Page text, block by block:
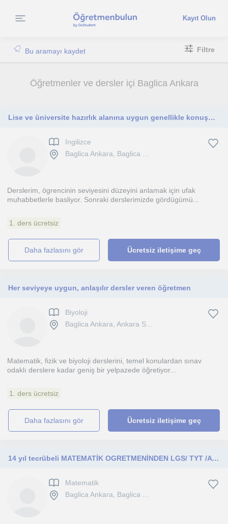
Kayıt Olun
Bu aramayı kaydet Filtre
Öğretmenler ve dersler içi Baglica Ankara
Lise ve üniversite hazırlık alanına uygun genellikle konuşma ağırlıklı dersler veriyorum
Ingilizce
Baglica Ankara, Baglica ...
Derslerim, ögrencinin seviyesini düzeyini anlamak için ufak
muhabbetlerle basliyor. Sonraki derslerimizde gördügümü...
1. ders ücretsiz
daha fazlasını gör Ücretsiz iletişime geç
Her seviyeye uygun, anlaşılır dersler veren öğretmen
Biyoloji
Baglica Ankara, Ankara S...
Matematik, fizik ve biyoloji derslerini, temel konulardan sınav
odaklı derslere kadar geniş bir yelpazede öğretiyor...
1. ders ücretsiz
daha fazlasını gör Ücretsiz iletişime geç
14 yıl tecrübeli MATEMATİK OGRETMENİNDEN LGS/ TYT /AYT/ AP
Matematik
Baglica Ankara, Baglica ...